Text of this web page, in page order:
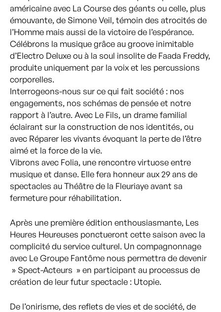
américaine avec La Course des géants ou celle, plus
émouvante, de Simone Veil, témoin des atrocités de
l’Homme mais aussi de la victoire de l’espérance.
Célébrons la musique grâce au groove inimitable
d’Electro Deluxe ou à la soul insolite de Faada Freddy,
produite uniquement par la voix et les percussions
corporelles.
Interrogeons-nous sur ce qui fait société : nos
engagements, nos schémas de pensée et notre
rapport à l’autre. Avec Le Fils, un drame familial
éclairant sur la construction de nos identités, ou
avec Réparer les vivants évoquant la perte de l’être
aimé et la force de la vie.
Vibrons avec Folia, une rencontre virtuose entre
musique et danse. Elle fera honneur aux 29 ans de
spectacles au Théâtre de la Fleuriaye avant sa
fermeture pour réhabilitation.
Après une première édition enthousiasmante, Les
Heures Heureuses ponctueront cette saison avec la
complicité du service culturel. Un compagnonnage
avec Le Groupe Fantôme nous permettra de devenir
» Spect-Acteurs » en participant au processus de
création de leur futur spectacle : Utopie.
De l’onirisme, des reflets de vies et de société, de